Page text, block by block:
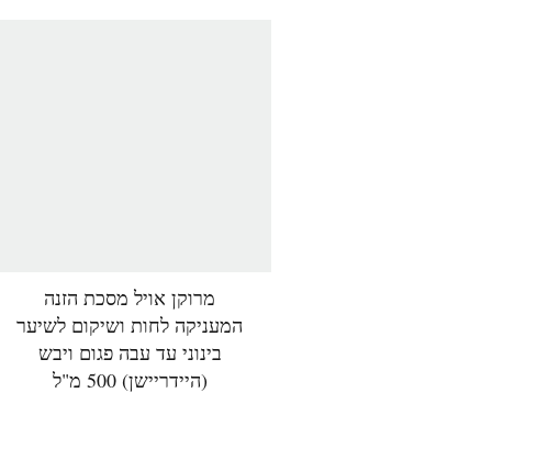
מרוקן אויל מסכת הזנה
המעניקה לחות ושיקום לשיער
בינוני עד עבה פגום ויבש
(היידריישן) 500 מ"ל